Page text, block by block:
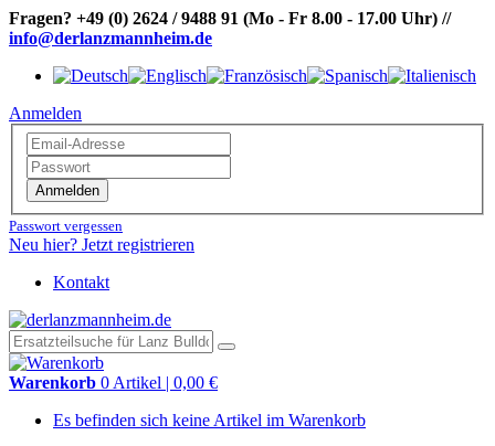
Fragen? +49 (0) 2624 / 9488 91 (Mo - Fr 8.00 - 17.00 Uhr) //
info@derlanzmannheim.de
Anmelden
Anmelden
Passwort vergessen
Neu hier? Jetzt registrieren
Kontakt
Warenkorb 0 Artikel | 0,00 €
Es befinden sich keine Artikel im Warenkorb